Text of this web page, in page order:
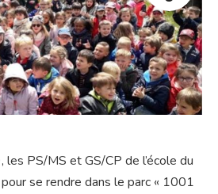
PS/MS et GS/CP de l’école du
se rendre dans le parc « 1001